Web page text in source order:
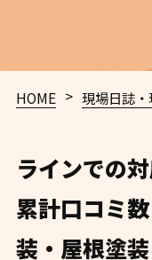
HOME > 現場日誌
ラインでの
累計口コミ
装・屋根塗